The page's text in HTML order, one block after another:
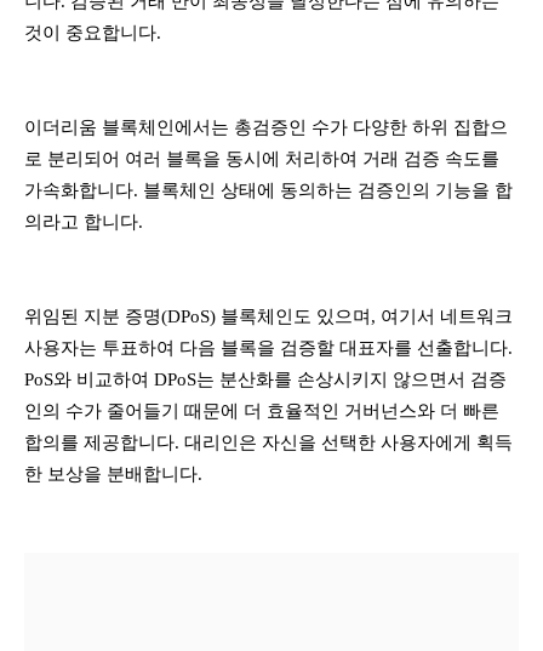
것이 중요합니다.
이더리움 블록체인에서는 총검증인 수가 다양한 하위 집합으
로 분리되어 여러 블록을 동시에 처리하여 거래 검증 속도를
가속화합니다. 블록체인 상태에 동의하는 검증인의 기능을 합
의라고 합니다.
위임된 지분 증명(DPoS) 블록체인도 있으며, 여기서 네트워크
사용자는 투표하여 다음 블록을 검증할 대표자를 선출합니다.
PoS와 비교하여 DPoS는 분산화를 손상시키지 않으면서 검증
인의 수가 줄어들기 때문에 더 효율적인 거버넌스와 더 빠른
합의를 제공합니다. 대리인은 자신을 선택한 사용자에게 획득
한 보상을 분배합니다.